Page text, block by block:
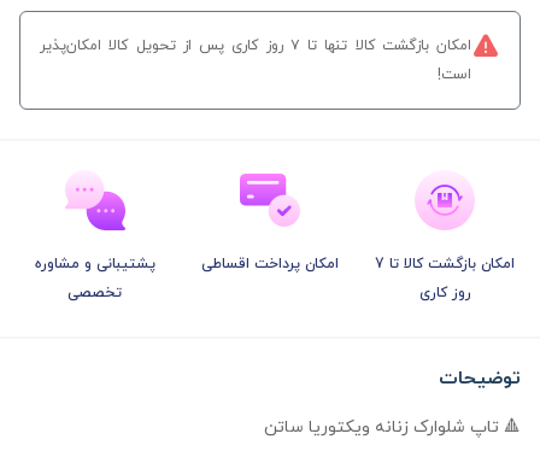
امکان بازگشت کالا تنها تا ۷ روز کاری پس از تحویل کالا امکان‌پذیر
است!
امکان بازگشت کالا تا 7
روز کاری
امکان پرداخت اقساطی
پشتیبانی و مشاوره
تخصصی
توضیحات
🔺 تاپ شلوارک زنانه ویکتوریا ساتن